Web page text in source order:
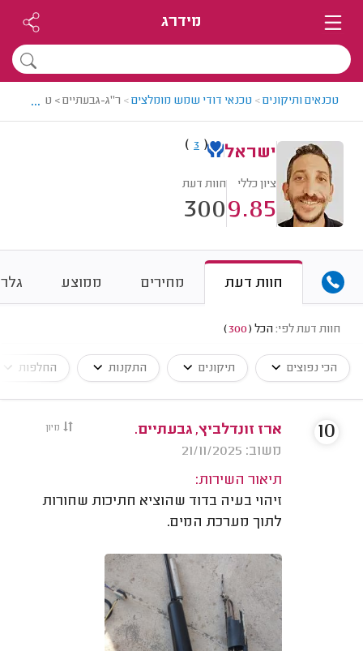
מידרג
טכנאים ותיקונים> טכנאי דודי שמש מומלצים> ר"ג-גבעתיים > טכנאי
...
ישראל (
3
)
ציון כללי
9.85
חוות דעת
300
חוות דעת מחירים ממוצע
חוות דעת לפי: הכל (
300
)
הכי נפוצים תיקונים התקנות החלפות
מיון
ארז זונדלביץ, גבעתיים.
משוב: 21/11/2025
תיאור השירות:
זיהוי בעיה בדוד שהוציא חתיכות שחורות
לתוך מערכת המים.
10